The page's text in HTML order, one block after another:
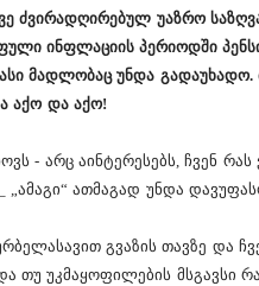
ძვირადღირებულ უაზრო
ინფლაციის პერიოდში
მადლობაც უნდა გადაუხადო.
აქო და აქო!
- არც აინტერესებს, ჩვენ რას
„ამაგი“ ათმაგად უნდა
გვაზის თავზე და
თუ უკმაყოფილების მსგავსი